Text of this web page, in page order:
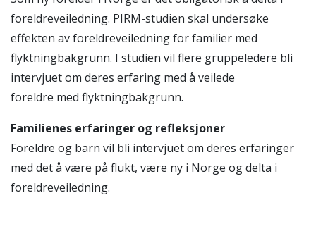
foreldreveiledning. PIRM-studien skal undersøke
effekten av foreldreveiledning for familier med
flyktningbakgrunn. I studien vil flere gruppeledere bli
intervjuet om deres erfaring med å veilede
foreldre med flyktningbakgrunn.
Familienes erfaringer og refleksjoner
Foreldre og barn vil bli intervjuet om deres erfaringer
med det å være på flukt, være ny i Norge og delta i
foreldreveiledning.